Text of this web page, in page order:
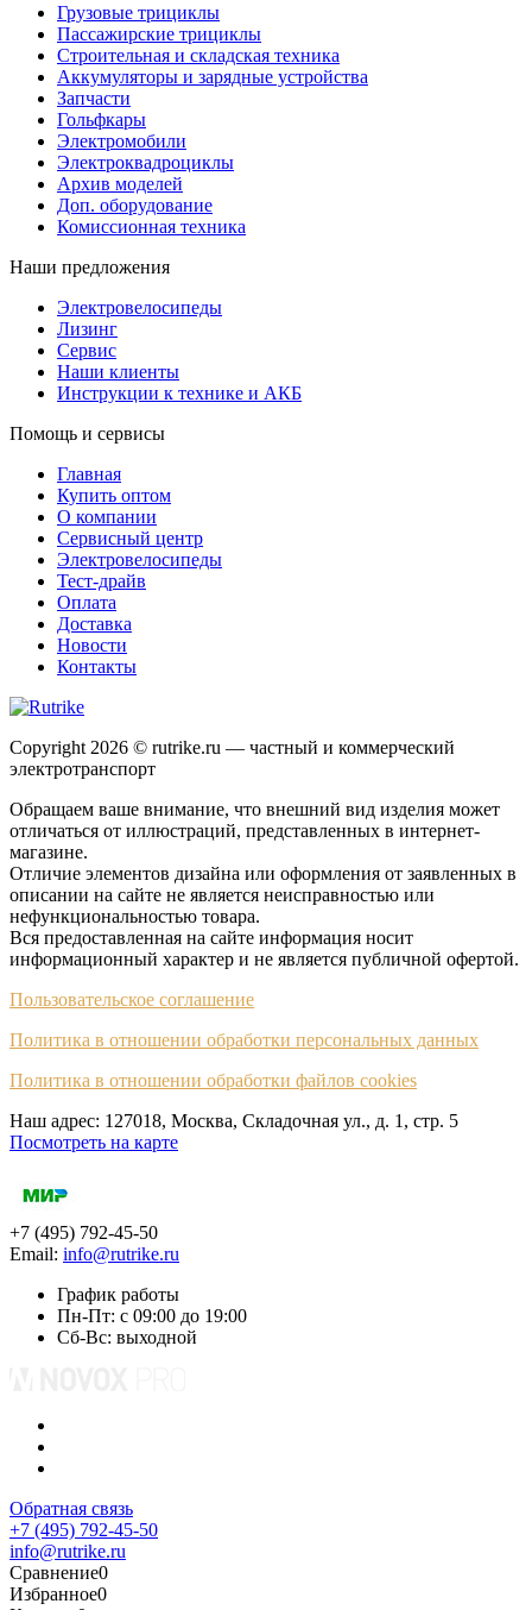
Грузовые трициклы
Пассажирские трициклы
Строительная и складская техника
Аккумуляторы и зарядные устройства
Запчасти
Гольфкары
Электромобили
Электроквадроциклы
Архив моделей
Доп. оборудование
Комиссионная техника
Наши предложения
Электровелосипеды
Лизинг
Сервис
Наши клиенты
Инструкции к технике и АКБ
Помощь и сервисы
Главная
Купить оптом
О компании
Сервисный центр
Электровелосипеды
Тест-драйв
Оплата
Доставка
Новости
Контакты
Copyright 2026 © rutrike.ru — частный и коммерческий
электротранспорт
Обращаем ваше внимание, что внешний вид изделия может
отличаться от иллюстраций, представленных в интернет-
магазине.
Отличие элементов дизайна или оформления от заявленных в
описании на сайте не является неисправностью или
нефункциональностью товара.
Вся предоставленная на сайте информация носит
информационный характер и не является публичной офертой.
Пользовательское соглашение
Политика в отношении обработки персональных данных
Политика в отношении обработки файлов cookies
Наш адрес: 127018, Москва, Складочная ул., д. 1, cтр. 5
Посмотреть на карте
+7 (495) 792-45-50
Email: info@rutrike.ru
График работы
Пн-Пт: с 09:00 до 19:00
Сб-Вс: выходной
Обратная связь
+7 (495) 792-45-50
info@rutrike.ru
Сравнение0
Избранное0